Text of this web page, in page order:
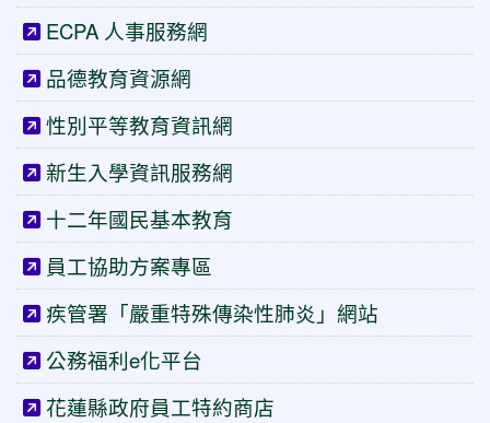
ECPA 人事服務網
品德教育資源網
性別平等教育資訊網
新生入學資訊服務網
十二年國民基本教育
員工協助方案專區
疾管署「嚴重特殊傳染性肺炎」網站
公務福利e化平台
花蓮縣政府員工特約商店